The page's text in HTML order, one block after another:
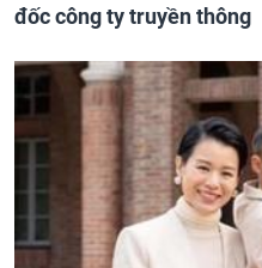
đốc công ty truyền thông